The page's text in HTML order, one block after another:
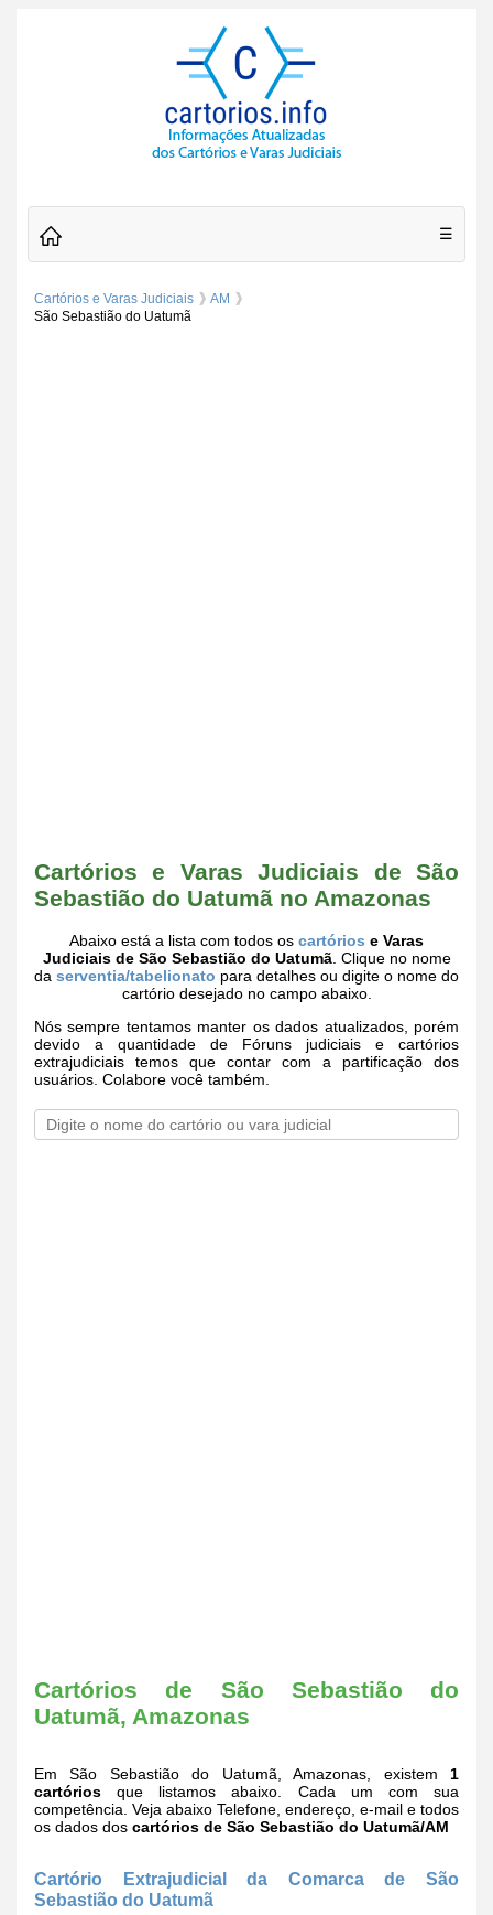
☰
Cartórios e Varas Judiciais
AM
São Sebastião do Uatumã
Cartórios e Varas Judiciais de São
Sebastião do Uatumã no Amazonas
Abaixo está a lista com todos os cartórios e Varas
Judiciais de São Sebastião do Uatumã. Clique no nome
da serventia/tabelionato para detalhes ou digite o nome do
cartório desejado no campo abaixo.
Nós sempre tentamos manter os dados atualizados, porém
devido a quantidade de Fóruns judiciais e cartórios
extrajudiciais temos que contar com a partificação dos
usuários. Colabore você também.
Cartórios de São Sebastião do
Uatumã, Amazonas
Em São Sebastião do Uatumã, Amazonas, existem 1
cartórios que listamos abaixo. Cada um com sua
competência. Veja abaixo Telefone, endereço, e-mail e todos
os dados dos cartórios de São Sebastião do Uatumã/AM
Cartório Extrajudicial da Comarca de São
Sebastião do Uatumã